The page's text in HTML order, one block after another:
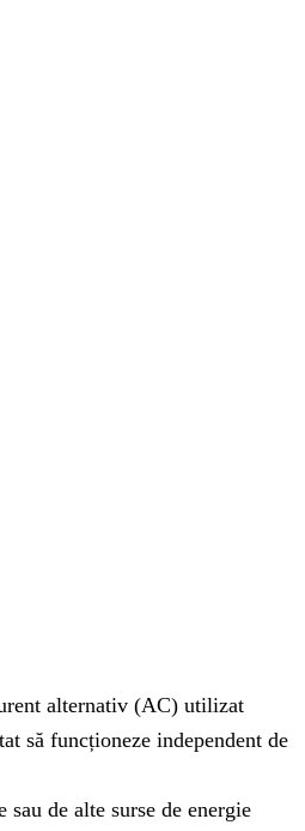
alternativ (AC) utilizat
să funcționeze independent de
de alte surse de energie